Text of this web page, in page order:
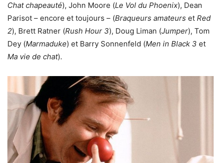
Chat chapeauté), John Moore (Le Vol du Phoenix), Dean
Parisot – encore et toujours – (Braqueurs amateurs et Red
2), Brett Ratner (Rush Hour 3), Doug Liman (Jumper), Tom
Dey (Marmaduke) et Barry Sonnenfeld (Men in Black 3 et
Ma vie de chat).